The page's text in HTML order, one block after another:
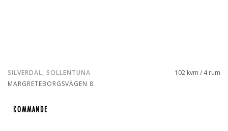
SILVERDAL, SOLLENTUNA
MARGRETEBORGSVÄGEN 8
102 kvm / 4 rum
KOMMANDE
KOMMANDE